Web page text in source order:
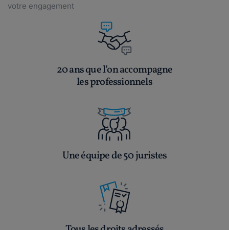
votre engagement
20 ans que l’on accompagne
les professionnels
Une équipe de 50 juristes